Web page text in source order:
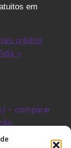
em
crédito
››
– comparar
completo